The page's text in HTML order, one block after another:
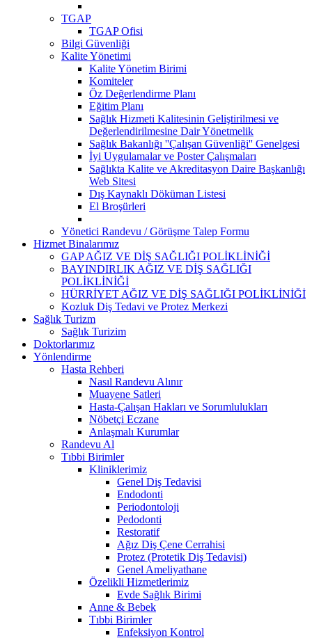
TGAP
TGAP Ofisi
Bilgi Güvenliği
Kalite Yönetimi
Kalite Yönetim Birimi
Komiteler
Öz Değerlendirme Planı
Eğitim Planı
Sağlık Hizmeti Kalitesinin Geliştirilmesi ve
Değerlendirilmesine Dair Yönetmelik
Sağlık Bakanlığı ''Çalışan Güvenliği'' Genelgesi
İyi Uygulamalar ve Poster Çalışmaları
Sağlıkta Kalite ve Akreditasyon Daire Başkanlığı
Web Sitesi
Dış Kaynaklı Döküman Listesi
El Broşürleri
Yönetici Randevu / Görüşme Talep Formu
Hizmet Binalarımız
GAP AĞIZ VE DİŞ SAĞLIĞI POLİKLİNİĞİ
BAYINDIRLIK AĞIZ VE DİŞ SAĞLIĞI
POLİKLİNİĞİ
HÜRRİYET AĞIZ VE DİŞ SAĞLIĞI POLİKLİNİĞİ
Kozluk Diş Tedavi ve Protez Merkezi
Sağlık Turizm
Sağlık Turizim
Doktorlarımız
Yönlendirme
Hasta Rehberi
Nasıl Randevu Alınır
Muayene Satleri
Hasta-Çalışan Hakları ve Sorumlulukları
Nöbetçi Eczane
Anlaşmalı Kurumlar
Randevu Al
Tıbbi Birimler
Kliniklerimiz
Genel Diş Tedavisi
Endodonti
Periodontoloji
Pedodonti
Restoratif
Ağız Diş Çene Cerrahisi
Protez (Protetik Diş Tedavisi)
Genel Ameliyathane
Özelikli Hizmetlerimiz
Evde Sağlık Birimi
Anne & Bebek
Tıbbi Birimler
Enfeksiyon Kontrol